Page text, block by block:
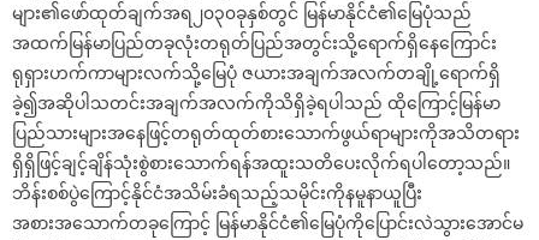
များ၏ဖော်ထုတ်ချက်အရ၂၀၃၀ခုနှစ်တွင် မြန်မာနိုင်ငံ၏မြေပုံသည်
အထက်မြန်မာပြည်တခုလုံးတရုတ်ပြည်အတွင်းသို့ရောက်ရှိနေကြောင်း
ရုရှားဟက်ကာများလက်သို့မြေပုံ ဇယားအချက်အလက်တချို့ရောက်ရှိ
ခဲ့၍အဆိုပါသတင်းအချက်အလက်ကိုသိရှိခဲ့ရပါသည် ထိုကြောင့်မြန်မာ
ပြည်သားများအနေဖြင့်တရုတ်ထုတ်စားသောက်ဖွယ်ရာများကိုအသိတရား
ရှိရှိဖြင့်ချင့်ချိန်သုံးစွဲစားသောက်ရန်အထူးသတိပေးလိုက်ရပါတော့သည်။
ဘိန်းစစ်ပွဲကြောင့်နိုင်ငံအသိမ်းခံရသည့်သမိုင်းကိုနမူနာယူပြီး
အစားအသောက်တခုကြောင့် မြန်မာနိုင်ငံ၏မြေပုံကိုပြောင်းလဲသွားအောင်မ